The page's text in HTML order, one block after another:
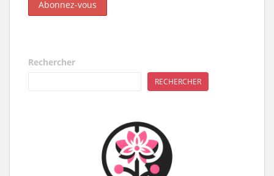
Rechercher
RECHERCHER